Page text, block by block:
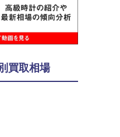
買取相場